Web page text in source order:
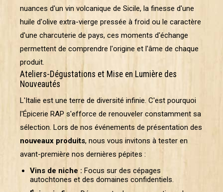
nuances d'un vin volcanique de Sicile, la finesse d'une
huile d'olive extra-vierge pressée à froid ou le caractère
d'une charcuterie de pays, ces moments d'échange
permettent de comprendre l'origine et l'âme de chaque
produit.
Ateliers-Dégustations et Mise en Lumière des
Nouveautés
L'Italie est une terre de diversité infinie. C'est pourquoi
l'Épicerie RAP s'efforce de renouveler constamment sa
sélection. Lors de nos événements de présentation des
nouveaux produits, nous vous invitons à tester en
avant-première nos dernières pépites :
Vins de niche : Focus sur des cépages
autochtones et des domaines confidentiels.